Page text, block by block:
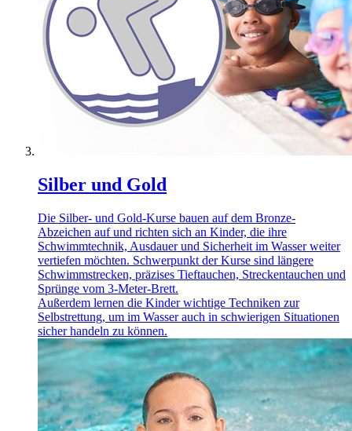
Silber und Gold
Die Silber- und Gold-Kurse bauen auf dem Bronze-
Abzeichen auf und richten sich an Kinder, die ihre
Schwimmtechnik, Ausdauer und Sicherheit im Wasser weiter
vertiefen möchten. Schwerpunkt der Kurse sind längere
Schwimmstrecken, präzises Tieftauchen, Streckentauchen und
Sprünge vom 3-Meter-Brett.
Außerdem lernen die Kinder wichtige Techniken zur
Selbstrettung, um im Wasser auch in schwierigen Situationen
sicher handeln zu können.